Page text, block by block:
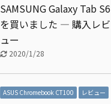
SAMSUNG Galaxy Tab S6
を買いました ― 購入レビ
ュー
2020/1/28
ASUS Chromebook CT100 レビュー